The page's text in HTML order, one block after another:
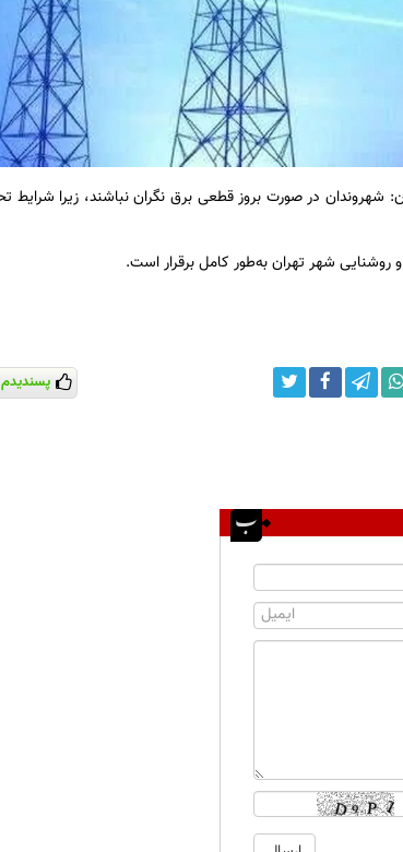
شهروندان در صورت بروز قطعی برق نگران نباشند، زیرا شرایط
شهر تهران به‌طور کامل برقرار است.
پسندیدم